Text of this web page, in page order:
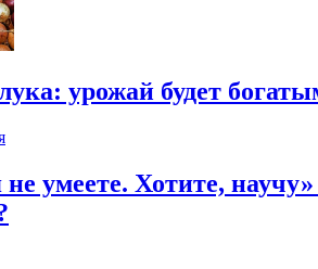
урожай будет
умеете. Хотите,